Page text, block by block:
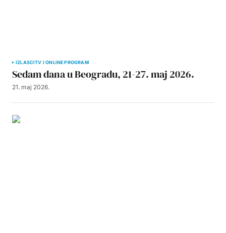
IZLASCITV I ONLINE PROGRAM
Sedam dana u Beogradu, 21-27. maj 2026.
21. maj 2026.